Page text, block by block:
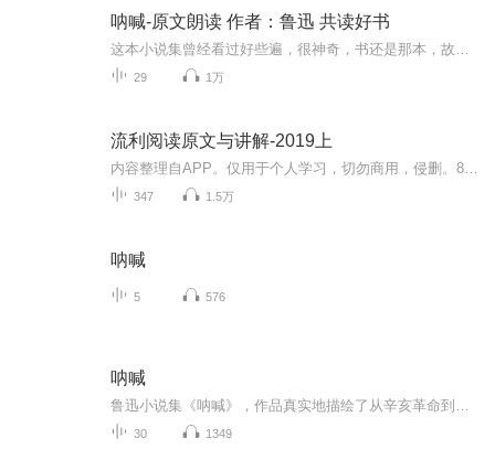
呐喊-原文朗读 作者：鲁迅 共读好书
29 1万
流利阅读原文与讲解-2019上
347 1.5万
呐喊
5 576
呐喊
30 1349